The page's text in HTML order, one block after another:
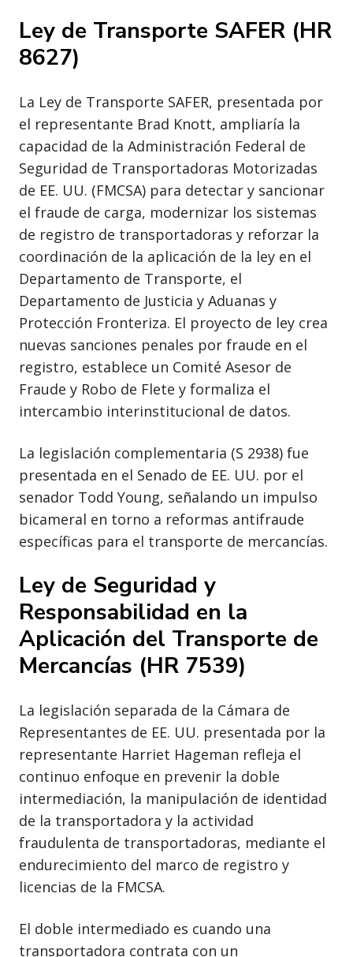
Ley de Transporte SAFER (HR
8627)
La Ley de Transporte SAFER, presentada por
el representante Brad Knott, ampliaría la
capacidad de la Administración Federal de
Seguridad de Transportadoras Motorizadas
de EE. UU. (FMCSA) para detectar y sancionar
el fraude de carga, modernizar los sistemas
de registro de transportadoras y reforzar la
coordinación de la aplicación de la ley en el
Departamento de Transporte, el
Departamento de Justicia y Aduanas y
Protección Fronteriza. El proyecto de ley crea
nuevas sanciones penales por fraude en el
registro, establece un Comité Asesor de
Fraude y Robo de Flete y formaliza el
intercambio interinstitucional de datos.
La legislación complementaria (S 2938) fue
presentada en el Senado de EE. UU. por el
senador Todd Young, señalando un impulso
bicameral en torno a reformas antifraude
específicas para el transporte de mercancías.
Ley de Seguridad y
Responsabilidad en la
Aplicación del Transporte de
Mercancías (HR 7539)
La legislación separada de la Cámara de
Representantes de EE. UU. presentada por la
representante Harriet Hageman refleja el
continuo enfoque en prevenir la doble
intermediación, la manipulación de identidad
de la transportadora y la actividad
fraudulenta de transportadoras, mediante el
endurecimiento del marco de registro y
licencias de la FMCSA.
El doble intermediado es cuando una
transportadora contrata con un